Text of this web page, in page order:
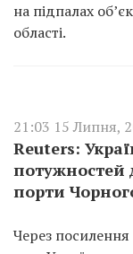
на підпалах
області.
21:03 15 Липня,
Reuters:
потужностей
порти
Через посилення